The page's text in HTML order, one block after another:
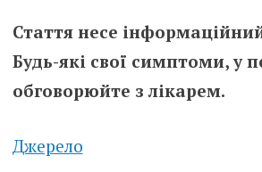
Стаття несе
Будь-які свої симптоми, у
обговорюйте з лікарем.
Джерело